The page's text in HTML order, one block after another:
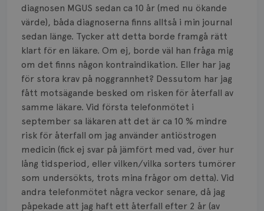
diagnosen MGUS sedan ca 10 år (med nu ökande
värde), båda diagnoserna finns alltså i min journal
sedan länge. Tycker att detta borde framgå rätt
klart för en läkare. Om ej, borde väl han fråga mig
om det finns någon kontraindikation. Eller har jag
för stora krav på noggrannhet? Dessutom har jag
fått motsägande besked om risken för återfall av
samme läkare. Vid första telefonmötet i
september sa läkaren att det är ca 10 % mindre
risk för återfall om jag använder antiöstrogen
medicin (fick ej svar på jämfört med vad, över hur
lång tidsperiod, eller vilken/vilka sorters tumörer
som undersökts, trots mina frågor om detta). Vid
andra telefonmötet några veckor senare, då jag
påpekade att jag haft ett återfall efter 2 år (av
Typ av bröstcancer
Smärta
Prognos
Risker
Spridd bröstcancer
Strålning
Vätska